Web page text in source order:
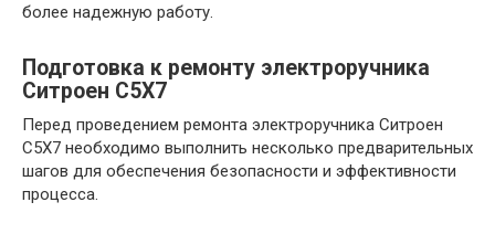
более надежную работу.
Подготовка к ремонту электроручника
Ситроен С5Х7
Перед проведением ремонта электроручника Ситроен
С5Х7 необходимо выполнить несколько предварительных
шагов для обеспечения безопасности и эффективности
процесса.